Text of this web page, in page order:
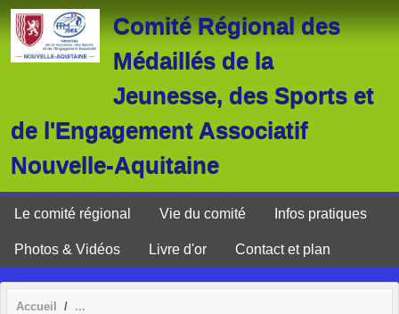
Comité Régional des
Médaillés de la
Jeunesse, des Sports et
de l'Engagement Associatif
Nouvelle-Aquitaine
Le comité régional Vie du comité Infos pratiques
Photos & Vidéos Livre d'or Contact et plan
Accueil
Panneau de gestion des cookies